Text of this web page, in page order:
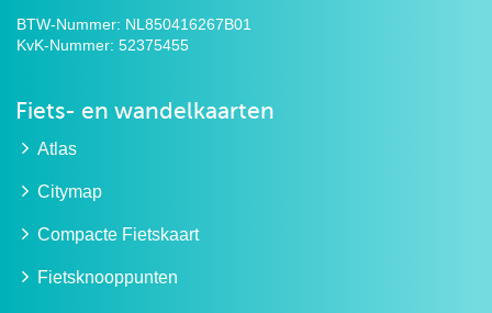
BTW-Nummer: NL850416267B01
KvK-Nummer: 52375455
Fiets- en wandelkaarten
Atlas
Citymap
Compacte Fietskaart
Fietsknooppunten